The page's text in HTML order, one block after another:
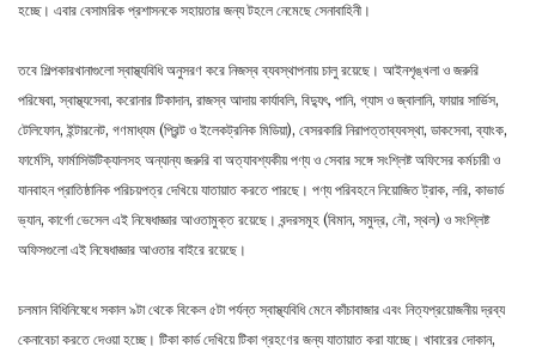
হচ্ছে। এবার বেসামরিক প্রশাসনকে সহায়তার জন্য টহলে নেমেছে সেনাবাহিনী।
তবে শিল্পকারখানাগুলো স্বাস্থ্যবিধি অনুসরণ করে নিজস্ব ব্যবস্থাপনায় চালু রয়েছে। আইনশৃঙ্খলা ও জরুরি
পরিষেবা, স্বাস্থ্যসেবা, করোনার টিকাদান, রাজস্ব আদায় কার্যাবলি, বিদ্যুৎ, পানি, গ্যাস ও জ্বালানি, ফায়ার সার্ভিস,
টেলিফোন, ইন্টারনেট, গণমাধ্যম (প্রিন্ট ও ইলেকট্রনিক মিডিয়া), বেসরকারি নিরাপত্তাব্যবস্থা, ডাকসেবা, ব্যাংক,
ফার্মেসি, ফার্মাসিউটিক্যালসহ অন্যান্য জরুরি বা অত্যাবশ্যকীয় পণ্য ও সেবার সঙ্গে সংশ্লিষ্ট অফিসের কর্মচারী ও
যানবাহন প্রাতিষ্ঠানিক পরিচয়পত্র দেখিয়ে যাতায়াত করতে পারছে। পণ্য পরিবহনে নিয়োজিত ট্রাক, লরি, কাভার্ড
ভ্যান, কার্গো ভেসেল এই নিষেধাজ্ঞার আওতামুক্ত রয়েছে। বন্দরসমূহ (বিমান, সমুদ্র, নৌ, স্থল) ও সংশ্লিষ্ট
অফিসগুলো এই নিষেধাজ্ঞার আওতার বাইরে রয়েছে।
চলমান বিধিনিষেধে সকাল ৯টা থেকে বিকেল ৫টা পর্যন্ত স্বাস্থ্যবিধি মেনে কাঁচাবাজার এবং নিত্যপ্রয়োজনীয় দ্রব্য
কেনাবেচা করতে দেওয়া হচ্ছে। টিকা কার্ড দেখিয়ে টিকা গ্রহণের জন্য যাতায়াত করা যাচ্ছে। খাবারের দোকান,